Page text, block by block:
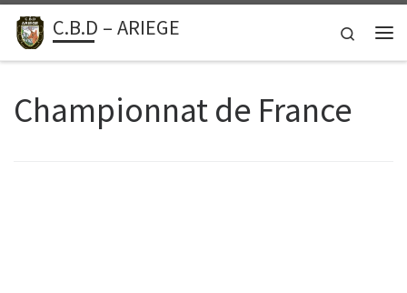
Passer au contenu
C.B.D – ARIEGE
Search
Championnat de France